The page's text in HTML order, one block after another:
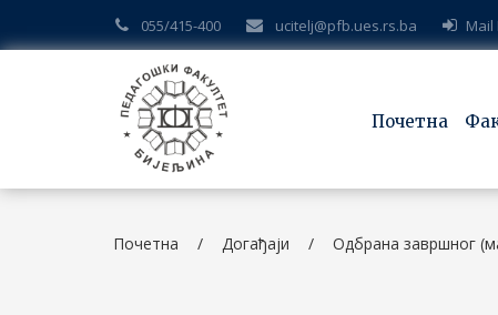
055/415-400 ucitelj@pfb.ues.rs.ba Mail
Почетна
Почетна / Догађаји / Одбрана завршног